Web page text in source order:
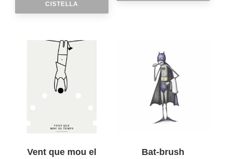
CISTELLA
Vent que mou el
Bat-brush